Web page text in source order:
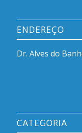
ENDEREÇO
Dr. Alves do
CATEGORIA